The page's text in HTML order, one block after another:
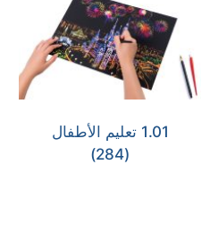
1.01 تعليم الأطفال
(284)